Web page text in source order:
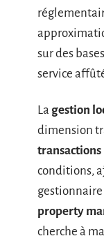
sur des
service
La gestion
dimension
conditions,
gestionnaire
property
cherche à